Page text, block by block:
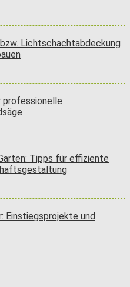
Lichtschachtabdeckung
professionelle
Tipps für effiziente
Einstiegsprojekte und